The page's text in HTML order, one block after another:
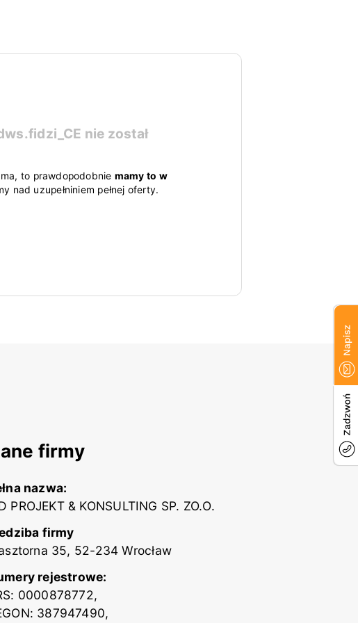
nie został
to prawdopodobnie mamy to w
nad uzupełniniem pełnej oferty.
firmy
nazwa:
PROJEKT & KONSULTING SP. ZO.O.
firmy
35, 52-234 Wrocław
rejestrowe:
0000878772,
387947490,